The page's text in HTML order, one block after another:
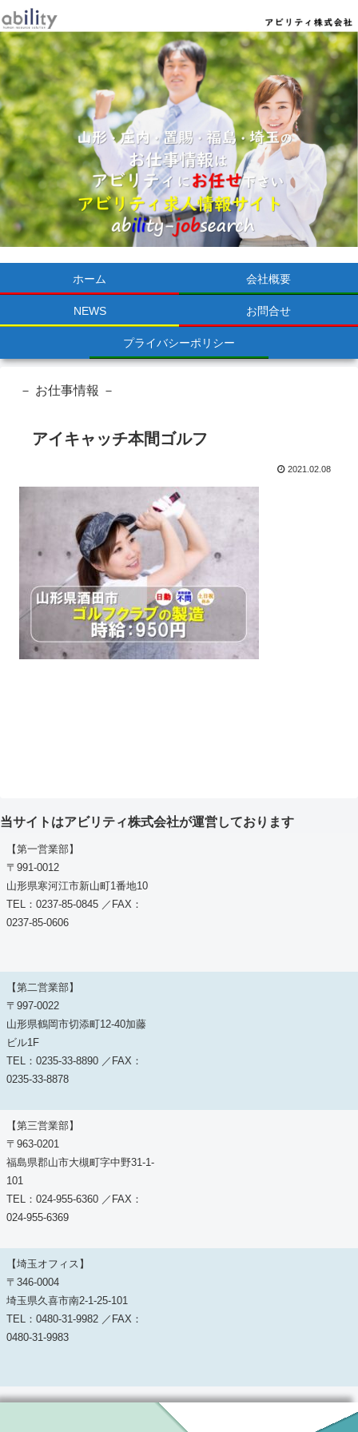
ホーム 会社概要
NEWS お問合せ
プライバシーポリシー
－ お仕事情報 －
アイキャッチ本間ゴルフ
2021.02.08
当サイトはアビリティ株式会社が運営しております
【第一営業部】
〒991-0012
山形県寒河江市新山町1番地10
TEL：0237-85-0845 ／FAX：
0237-85-0606
【第二営業部】
〒997-0022
山形県鶴岡市切添町12-40加藤
ビル1F
TEL：0235-33-8890 ／FAX：
0235-33-8878
【第三営業部】
〒963-0201
福島県郡山市大槻町字中野31-1-
101
TEL：024-955-6360 ／FAX：
024-955-6369
【埼玉オフィス】
〒346-0004
埼玉県久喜市南2-1-25-101
TEL：0480-31-9982 ／FAX：
0480-31-9983